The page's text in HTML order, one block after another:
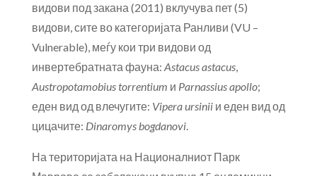
видови под закана (2011) вклучува пет (5)
видови, сите во категоријата Ранливи (VU –
Vulnerable), меѓу кои три видови од
инвертебратната фауна: Astacus astacus,
Austropotamobius torrentium и Parnassius apollo;
еден вид од влечугите: Vipera ursiniiи еден вид од
цицачите: Dinaromys bogdanovi.
На територијата на Националниот Парк